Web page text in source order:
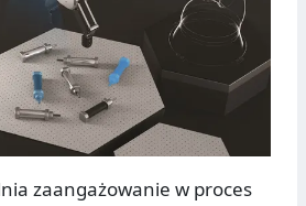
zaangażowanie w proces